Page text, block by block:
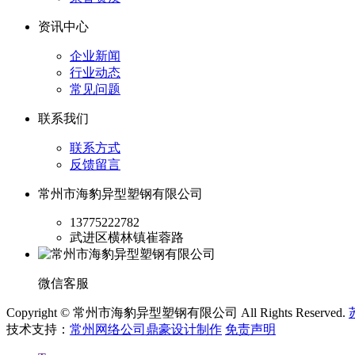
资讯中心
企业新闻
行业动态
常见问题
联系我们
联系方式
反馈留言
常州市海豹异型塑钢有限公司
13775222782
武进区横林镇崔蓉路
微信客服
Copyright © 常州市海豹异型塑钢有限公司 All Rights Reserved.
技术支持： 常州网络公司鼎豪设计制作 免责声明